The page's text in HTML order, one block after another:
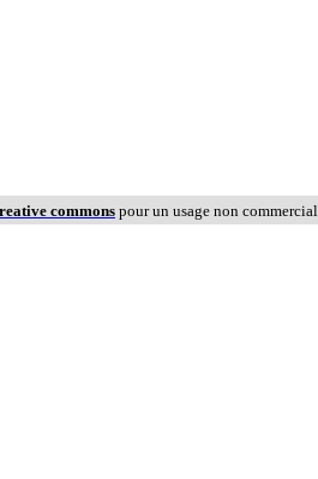
commons pour un usage non commercial.